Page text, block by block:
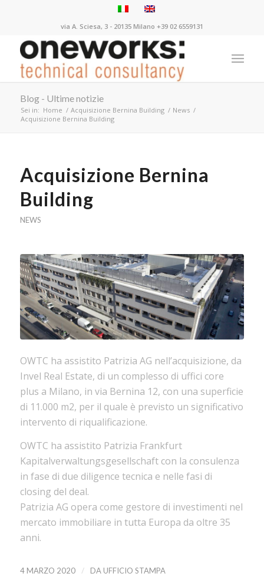
via A. Sciesa, 3 - 20135 Milano +39 02 6559131
Blog - Ultime notizie
Sei in: Home / Acquisizione Bernina Building / News /
Acquisizione Bernina Building
Acquisizione Bernina
Building
NEWS
OWTC ha assistito Patrizia AG nell’acquisizione, da
Invel Real Estate, di un complesso di uffici core
plus a Milano, in via Bernina 12, con una superficie
di 11.000 m2, per il quale è previsto un significativo
intervento di riqualificazione.
OWTC ha assistito Patrizia Frankfurt
Kapitalverwaltungsgesellschaft con la consulenza
in fase di due diligence tecnica e nelle fasi di
closing del deal.
Patrizia AG opera come gestore di investimenti nel
mercato immobiliare in tutta Europa da oltre 35
anni.
4 MARZO 2020 / DA UFFICIO STAMPA